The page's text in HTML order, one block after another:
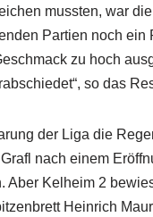
mussten, war
Partien noch ein
zu hoch
so das
der Liga die
nach einem
Kelheim 2
Heinrich